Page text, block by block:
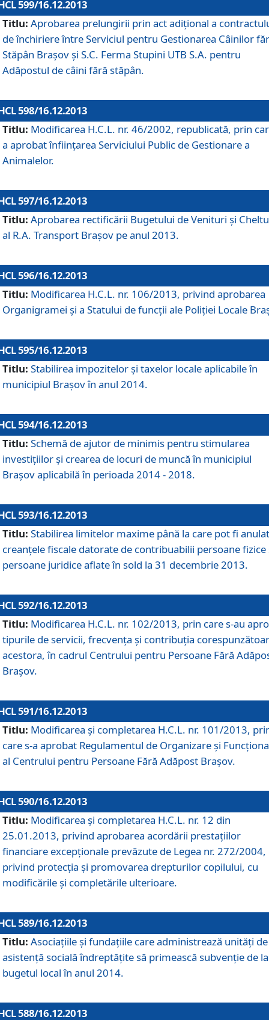
599/16.12.2013
Titlu: Aprobarea prelungirii prin act adiţional a
de închiriere între Serviciul pentru Gestionarea Câinilor
Stăpân Braşov şi S.C. Ferma Stupini UTB S.A. pentru
Adăpostul de câini fără stăpân.
598/16.12.2013
Titlu: Modificarea H.C.L. nr. 46/2002, republicată, prin
a aprobat înfiinţarea Serviciului Public de Gestionare a
Animalelor.
597/16.12.2013
Titlu: Aprobarea rectificării Bugetului de Venituri şi
al R.A. Transport Braşov pe anul 2013.
596/16.12.2013
Titlu: Modificarea H.C.L. nr. 106/2013, privind aprobarea
Organigramei şi a Statului de funcţii ale Poliţiei Locale
595/16.12.2013
Titlu: Stabilirea impozitelor şi taxelor locale aplicabile în
municipiul Braşov în anul 2014.
594/16.12.2013
Titlu: Schemă de ajutor de minimis pentru stimularea
investiţiilor şi crearea de locuri de muncă în municipiul
Braşov aplicabilă în perioada 2014 - 2018.
593/16.12.2013
Titlu: Stabilirea limitelor maxime până la care pot fi
creanţele fiscale datorate de contribuabilii persoane fizice
persoane juridice aflate în sold la 31 decembrie 2013.
592/16.12.2013
Titlu: Modificarea H.C.L. nr. 102/2013, prin care s-au
tipurile de servicii, frecvenţa şi contribuţia
acestora, în cadrul Centrului pentru Persoane Fără
Braşov.
591/16.12.2013
Titlu: Modificarea şi completarea H.C.L. nr. 101/2013,
care s-a aprobat Regulamentul de Organizare şi
al Centrului pentru Persoane Fără Adăpost Braşov.
590/16.12.2013
Titlu: Modificarea şi completarea H.C.L. nr. 12 din
25.01.2013, privind aprobarea acordării prestaţiilor
financiare excepţionale prevăzute de Legea nr. 272/2004,
privind protecţia şi promovarea drepturilor copilului, cu
modificările şi completările ulterioare.
589/16.12.2013
Titlu: Asociaţiile şi fundaţiile care administrează unităţi de
asistenţă socială îndreptăţite să primească subvenţie de la
bugetul local în anul 2014.
588/16.12.2013